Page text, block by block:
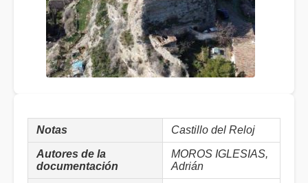
Notas Castillo del Reloj
Autores de la
documentación
MOROS IGLESIAS,
Adrián